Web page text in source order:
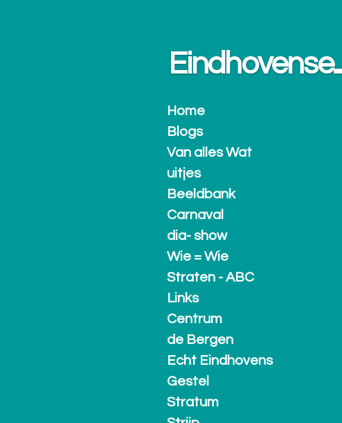
Home
Blogs
Van alles Wat
uitjes
Beeldbank
Carnaval
dia- show
Wie = Wie
Straten - ABC
Links
Centrum
de Bergen
Echt Eindhovens
Gestel
Stratum